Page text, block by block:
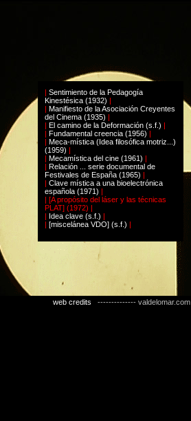
| Sentimiento de la Pedagogía
Kinestésica (1932) |
| Manifiesto de la Asociación Creyentes
del Cinema (1935) |
| El camino de la Deformación (s.f.) |
| Fundamental creencia (1956) |
| Meca-mística (Idea filosófica motriz...)
(1959) |
| Mecamística del cine (1961) |
| Relación ... serie documental de
Festivales de España (1965) |
| Clave mística a una bioelectrónica
española (1971) |
| [A propósito del láser y las técnicas
PLAT] (1972) |
| Idea clave (s.f.) |
| [miscelánea VDO] (s.f.) |
web credits -------------- valdelomar.com